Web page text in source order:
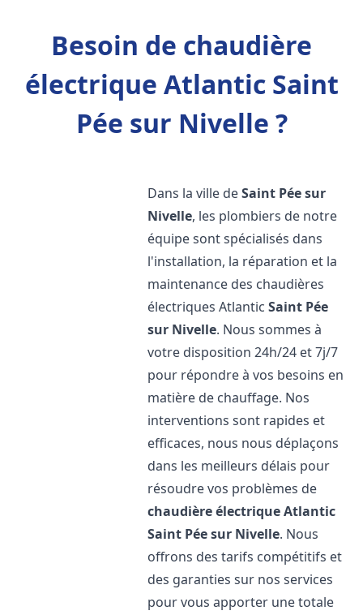
Besoin de chaudière
électrique Atlantic Saint
Pée sur Nivelle ?
Dans la ville deSaint Pée sur
Nivelle, les plombiers de notre
équipe sont spécialisés dans
l'installation, la réparation et la
maintenance des chaudières
électriques AtlanticSaint Pée
sur Nivelle. Nous sommes à
votre disposition 24h/24 et 7j/7
pour répondre à vos besoins en
matière de chauffage. Nos
interventions sont rapides et
efficaces, nous nous déplaçons
dans les meilleurs délais pour
résoudre vos problèmes de
chaudière électrique Atlantic
Saint Pée sur Nivelle. Nous
offrons des tarifs compétitifs et
des garanties sur nos services
pour vous apporter une totale